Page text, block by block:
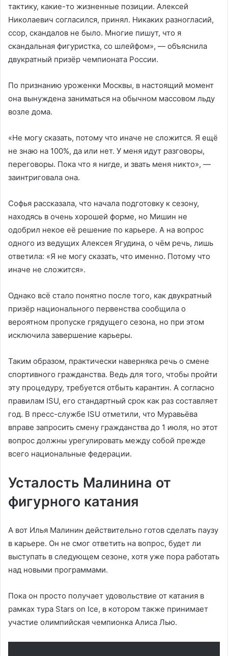
тактику, какие-то жизненные позиции. Алексей
Николаевич согласился, принял. Никаких разногласий,
ссор, скандалов не было. Многие пишут, что я
скандальная фигуристка, со шлейфом», — объяснила
двукратный призёр чемпионата России.
По признанию уроженки Москвы, в настоящий момент
она вынуждена заниматься на обычном массовом льду
возле дома.
«Не могу сказать, потому что иначе не сложится. Я ещё
не знаю на 100%, да или нет. У меня идут разговоры,
переговоры. Пока что я нигде, и звать меня никто», —
заинтриговала она.
Софья рассказала, что начала подготовку к сезону,
находясь в очень хорошей форме, но Мишин не
одобрил некое её решение по карьере. А на вопрос
одного из ведущих Алексея Ягудина, о чём речь, лишь
ответила: «Я не могу сказать, что именно. Потому что
иначе не сложится».
Однако всё стало понятно после того, как двукратный
призёр национального первенства сообщила о
вероятном пропуске грядущего сезона, но при этом
исключила завершение карьеры.
Таким образом, практически наверняка речь о смене
спортивного гражданства. Ведь для того, чтобы пройти
эту процедуру, требуется отбыть карантин. А согласно
правилам ISU, его стандартный срок как раз составляет
год. В пресс-службе ISU отметили, что Муравьёва
вправе запросить смену гражданства до 1 июля, но этот
вопрос должны урегулировать между собой прежде
всего национальные федерации.
Усталость Малинина от
фигурного катания
А вот Илья Малинин действительно готов сделать паузу
в карьере. Он не смог ответить на вопрос, будет ли
выступать в следующем сезоне, хотя уже пора работать
над новыми программами.
Пока он просто получает удовольствие от катания в
рамках тура Stars on Ice, в котором также принимает
участие олимпийская чемпионка Алиса Лью.